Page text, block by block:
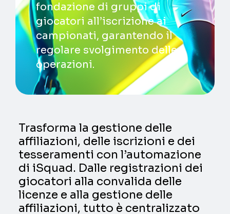
fondazione di gruppi di
giocatori all’iscrizione ai
campionati, garantendo il
regolare svolgimento delle
operazioni.
Trasforma la gestione delle
affiliazioni, delle iscrizioni e dei
tesseramenti con l’automazione
di iSquad. Dalle registrazioni dei
giocatori alla convalida delle
licenze e alla gestione delle
affiliazioni, tutto è centralizzato